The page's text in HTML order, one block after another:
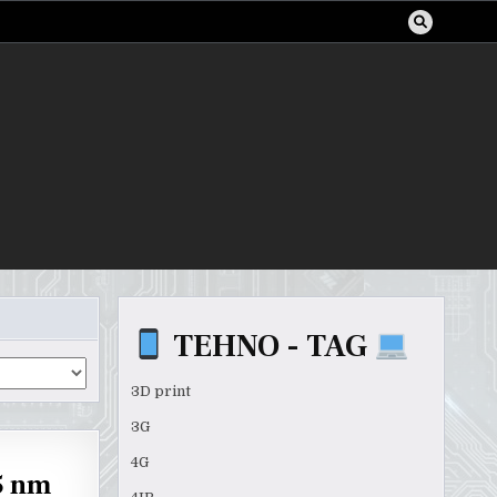
nm
TEHNO - TAG
3D print
3G
4G